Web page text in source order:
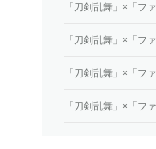
「刀剣乱舞」×「フ
「刀剣乱舞」×「フ
「刀剣乱舞」×「フ
「刀剣乱舞」×「フ